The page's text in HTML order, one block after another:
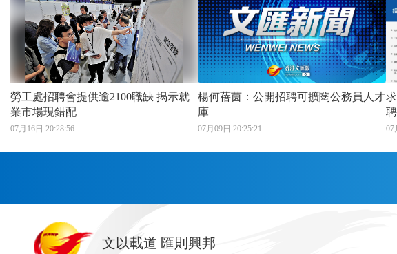
勞工處招聘會提供逾2100職缺 揭示就
業市場現錯配
07月16日 20:28:56
楊何蓓茵：公開招聘可擴闊公務員人才
庫
07月09日 20:25:21 07
首頁
香港
文以載道 匯則興邦